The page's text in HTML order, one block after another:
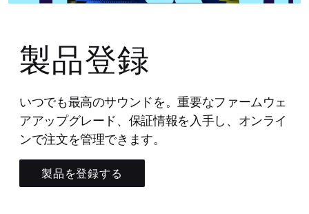
製品登録
いつでも最高のサウンドを。重要なファームウェ
アアップグレード、保証情報を入手し、オンライ
ンで注文を管理できます。
製品を登録する